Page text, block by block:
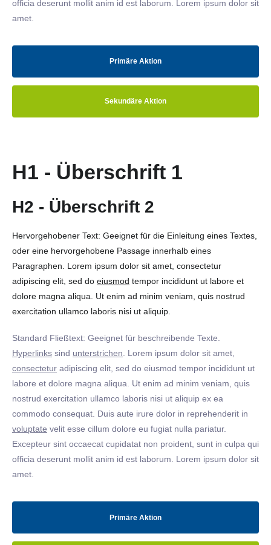
officia deserunt mollit anim id est laborum. Lorem ipsum dolor sit
amet.
Primäre Aktion
Sekundäre Aktion
H1 - Überschrift 1
H2 - Überschrift 2
Hervorgehobener Text: Geeignet für die Einleitung eines Textes,
oder eine hervorgehobene Passage innerhalb eines
Paragraphen. Lorem ipsum dolor sit amet, consectetur
adipiscing elit, sed do eiusmod tempor incididunt ut labore et
dolore magna aliqua. Ut enim ad minim veniam, quis nostrud
exercitation ullamco laboris nisi ut aliquip.
Standard Fließtext: Geeignet für beschreibende Texte.
Hyperlinks sind unterstrichen . Lorem ipsum dolor sit amet,
consectetur adipiscing elit, sed do eiusmod tempor incididunt ut
labore et dolore magna aliqua. Ut enim ad minim veniam, quis
nostrud exercitation ullamco laboris nisi ut aliquip ex ea
commodo consequat. Duis aute irure dolor in reprehenderit in
voluptate velit esse cillum dolore eu fugiat nulla pariatur.
Excepteur sint occaecat cupidatat non proident, sunt in culpa qui
officia deserunt mollit anim id est laborum. Lorem ipsum dolor sit
amet.
Primäre Aktion